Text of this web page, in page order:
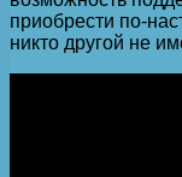
приобрести по-
никто другой не